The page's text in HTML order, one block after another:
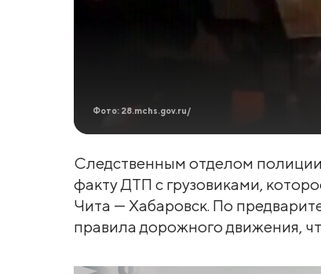
Фото: 28.mchs.gov.ru/
Следственным отделом
факту ДТП с грузовиками,
Чита — Хабаровск. По
правила дорожного движения,